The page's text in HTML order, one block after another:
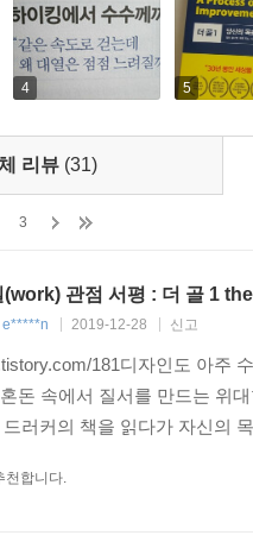
4 5
리뷰 (31)
3
(work) 관점 서평 : 더 골 1
e*****n 2019-12-28 신고
181디자인도 아주
돈 속에서 질서를 만드는 위
러커의 책을 읽다가 자신의
천합니다.